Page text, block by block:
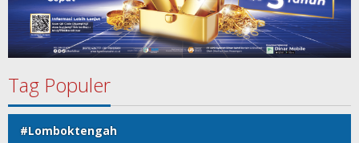
Tag Populer
#Lomboktengah